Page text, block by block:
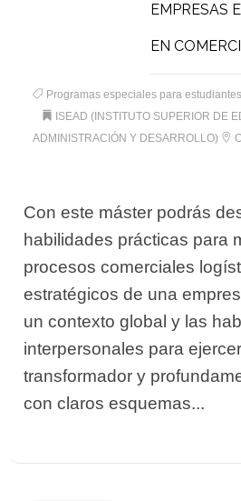
EMPRESAS
EN
Programas especiales para
ISEAD (INSTITUTO SUPERIOR DE
ADMINISTRACIÓN Y DESARROLLO)
Con este máster podrás
habilidades prácticas para
procesos comerciales
estratégicos de una
un contexto global y las
interpersonales para
transformador y
con claros esquemas...